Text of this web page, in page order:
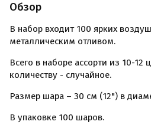
Обзор
В набор входит 100 ярких
металлическим отливом.
Всего в наборе ассорти из 10-12
количеству - случайное.
Размер шара – 30 см (12") в
В упаковке 100 шаров.